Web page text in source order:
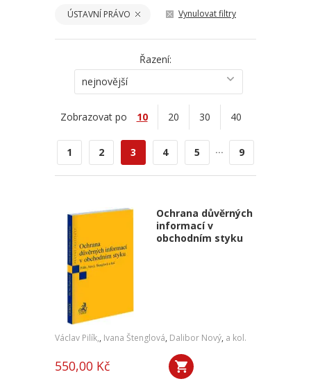
ÚSTAVNÍ PRÁVO Vynulovat filtry
Řazení:
nejnovější
Zobrazovat po 10 20 30 40
1 2 3 4 5 ... 9
Ochrana důvěrných
informací v
obchodním styku
Václav Pilík,, Ivana Štenglová, Dalibor Nový, a kol.
550,00 Kč